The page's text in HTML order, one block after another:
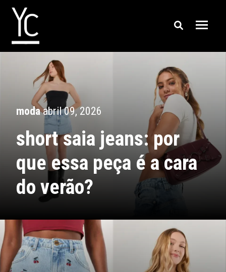
modaabril 09, 2026
short saia jeans: por
que essa peça é a cara
do verão?